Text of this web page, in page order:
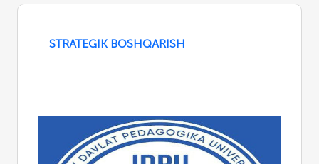
STRATEGIK BOSHQARISH